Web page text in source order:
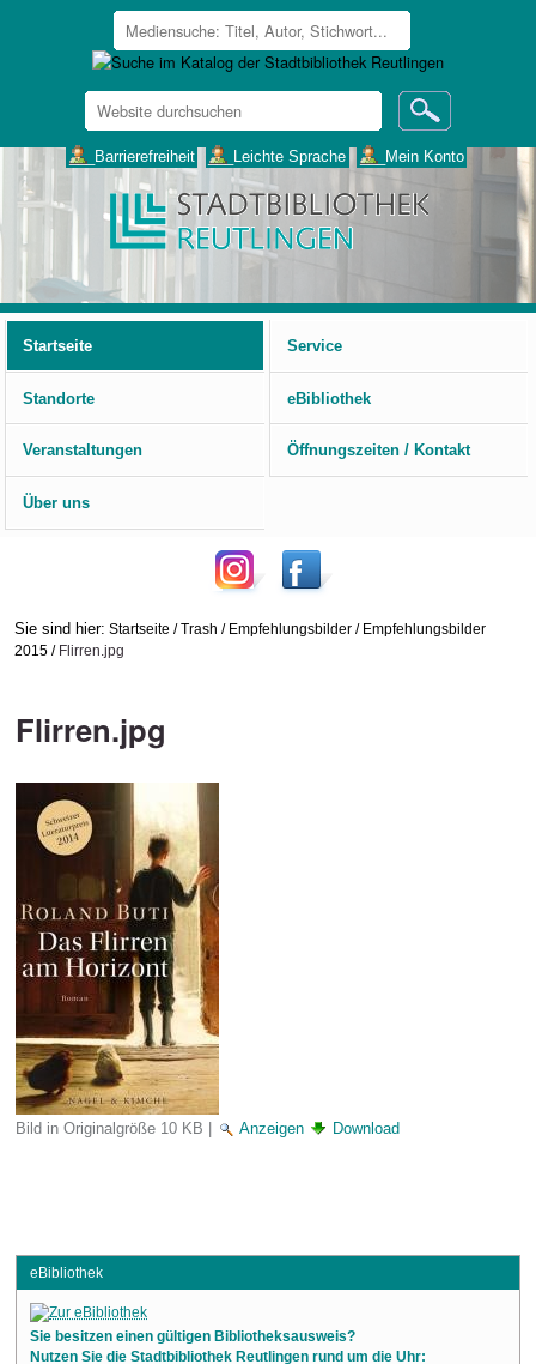
Website
durchsuchen
___Barrierefreiheit ___Leichte Sprache ___Mein Konto
Startseite
Service
Standorte eBibliothek
Veranstaltungen Öffnungszeiten / Kontakt
Über uns
Sie sind hier: Startseite /Trash / Empfehlungsbilder / Empfehlungsbilder
2015 / Flirren.jpg
Flirren.jpg
Bild in Originalgröße 10 KB | Anzeigen Download
eBibliothek
Sie besitzen einen gültigen Bibliotheksausweis?
Nutzen Sie die Stadtbibliothek Reutlingen rund um die Uhr: